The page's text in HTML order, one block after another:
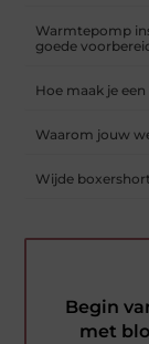
Warmtepomp
goede
Hoe maak je
Waarom jouw
Wijde
Begin
met